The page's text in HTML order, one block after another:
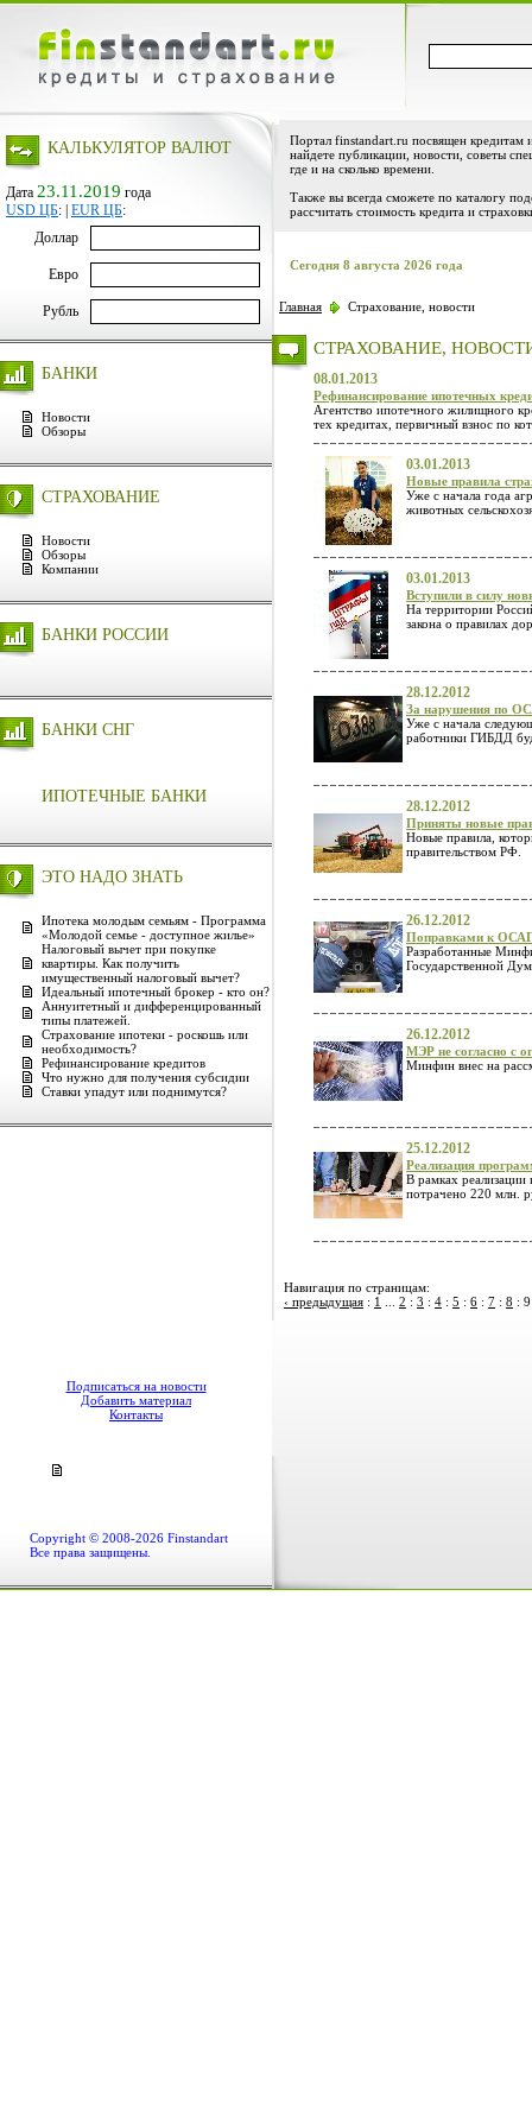
КАЛЬКУЛЯТОР ВАЛЮТ
Дата 23.11.2019 года
USD ЦБ: EUR ЦБ:
Доллар
Евро
Рубль
БАНКИ
Новости
Обзоры
СТРАХОВАНИЕ
Новости
Обзоры
Компании
БАНКИ РОССИИ
БАНКИ СНГ
ИПОТЕЧНЫЕ БАНКИ
ЭТО НАДО ЗНАТЬ
Ипотека молодым семьям - Программа
«Молодой семье - доступное жилье»
Налоговый вычет при покупке
квартиры. Как получить
имущественный налоговый вычет?
Идеальный ипотечный брокер - кто он?
Аннуитетный и дифференцированный
типы платежей.
Страхование ипотеки - роскошь или
необходимость?
Рефинансирование кредитов
Что нужно для получения субсидии
Ставки упадут или поднимутся?
Подписаться на новости
Добавить материал
Контакты
Copyright © 2008-2026 Finstandart
Все права защищены.
Портал finstandart.ru посвящен кредитам
найдете публикации, новости, советы
где и на сколько времени.
Также вы всегда сможете по каталогу
рассчитать стоимость кредита и
Сегодня 8 августа 2026 года
Главная Страхование, новости
СТРАХОВАНИЕ,
08.01.2013
Рефинансирование ипотечных
Агентство ипотечного жилищного
тех кредитах, первичный взнос по
03.01.2013
Новые правила
Уже с начала года
животных
03.01.2013
Вступили в силу
На территории
закона о правилах
28.12.2012
За нарушения по
Уже с начала
работники ГИБДД
28.12.2012
Приняты новые
Новые правила,
правительством РФ.
26.12.2012
Поправками к
Разработанные
Государственной
26.12.2012
МЭР не согласно с
Минфин внес на
25.12.2012
Реализация
В рамках реализации
потрачено 220 млн.
Навигация по страницам:
‹ предыдущая : 1 2 : 3 : 4 : 5 : 6 : 7 : 8 : 9